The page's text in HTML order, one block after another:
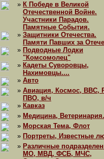
» К Победе в Великой
Отечественной Войне.
Участники Парадов.
Памятные События.
» Защитники Отечества.
Памяти Павших за
» Подводные Лодки
"Комсомолец"
» Кадеты Суворовцы,
Нахимовцы....
» Авто
» Авиация, Космос, ВВС,
ПВО, в/ч
» Кавказ
» Медицина,
» Морская Тема, Флот
» Портреты, Известные
» Различные
МО, МВД, ФСБ, МЧС,